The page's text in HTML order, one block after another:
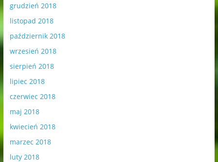
grudzień 2018
listopad 2018
październik 2018
wrzesień 2018
sierpień 2018
lipiec 2018
czerwiec 2018
maj 2018
kwiecień 2018
marzec 2018
luty 2018